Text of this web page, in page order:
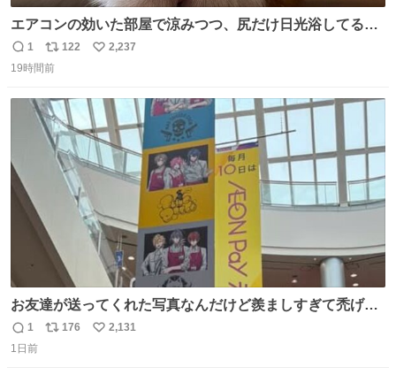
エアコンの効いた部屋で涼みつつ、尻だけ日光浴してる猫
もはや貴族じゃん！
返
信
1
リ
ポ
ト
数
122
い
数
2,237
19時間前
お友達が送ってくれた写真なんだけど羨ましすぎて禿げそ
う
返
信
1
リ
176
い
2,131
1日前